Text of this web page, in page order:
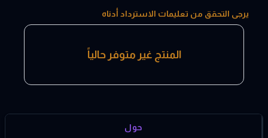
5 - 500 USD
يرجى التحقق من تعليمات الاسترداد أدناه
المنتج غير متوفر حالياً
حول